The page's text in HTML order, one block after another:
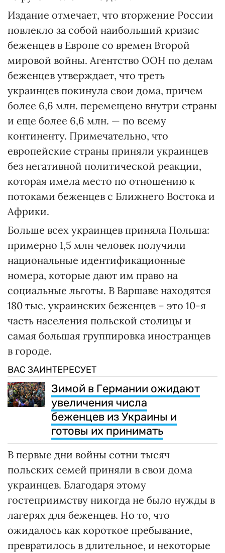
Издание отмечает, что вторжение России
повлекло за собой наибольший кризис
беженцев в Европе со времен Второй
мировой войны. Агентство ООН по делам
беженцев утверждает, что треть
украинцев покинула свои дома, причем
более 6,6 млн. перемещено внутри страны
и еще более 6,6 млн. — по всему
континенту. Примечательно, что
европейские страны приняли украинцев
без негативной политической реакции,
которая имела место по отношению к
потоками беженцев с Ближнего Востока и
Африки.
Больше всех украинцев приняла Польша:
примерно 1,5 млн человек получили
национальные идентификационные
номера, которые дают им право на
социальные льготы. В Варшаве находятся
180 тыс. украинских беженцев – это 10-я
часть населения польской столицы и
самая большая группировка иностранцев
в городе.
ВАС ЗАИНТЕРЕСУЕТ
Зимой в Германии ожидают
увеличения числа
беженцев из Украины и
готовы их принимать
В первые дни войны сотни тысяч
польских семей приняли в свои дома
украинцев. Благодаря этому
гостеприимству никогда не было нужды в
лагерях для беженцев. Но то, что
ожидалось как короткое пребывание,
превратилось в длительное, и некоторые